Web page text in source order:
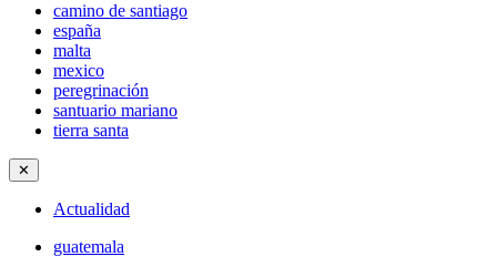
camino de santiago
españa
malta
mexico
peregrinación
santuario mariano
tierra santa
✕
Actualidad
guatemala